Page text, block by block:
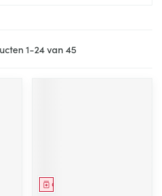
1-24van45
Geneesmiddel